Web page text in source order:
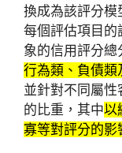
換成為該評分模
每個評估項目的
象的信用評分總
行為類、負債類
並針對不同屬
的比重，其中以
寡等對評分的影